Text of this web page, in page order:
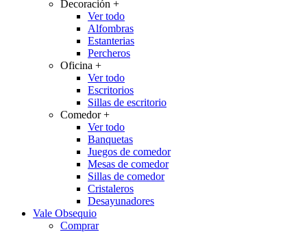
Decoración +
Ver todo
Alfombras
Estanterias
Percheros
Oficina +
Ver todo
Escritorios
Sillas de escritorio
Comedor+
Ver todo
Banquetas
Juegos de comedor
Mesas de comedor
Sillas de comedor
Cristaleros
Desayunadores
Vale Obsequio
Comprar